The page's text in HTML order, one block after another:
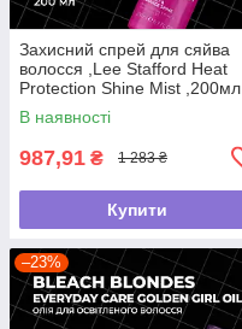
Захисний спрей для сяйва
волосся ,Lee Stafford Heat
Protection Shine Mist ,200мл
В наявності
987,91 ₴ 1 283 ₴
Купити
–23%